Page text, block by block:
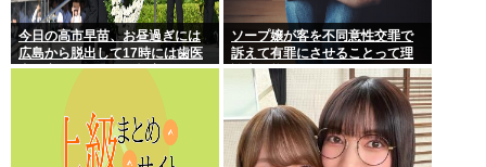
今日の高市早苗、お昼過ぎには
広島から脱出して17時には歯医
者に寄ってそのまま帰宅
ソープ嬢が客を不同意性交罪で
訴えて有罪にさせることって理
論上可能？